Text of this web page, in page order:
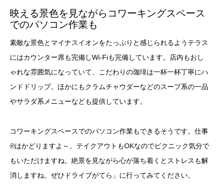
映える景色を見ながらコワーキングスペース
でのパソコン作業も
素敵な景色とマイナスイオンをたっぷりと感じられるようテラス
にはカウンター席も完備しWi-Fiも完備しています。店内もおし
ゃれな雰囲気になっていて、こだわりの珈琲は一杯一杯丁寧にハ
ンドドリップ。ほかにもクラムチャウダーなどのスープ系の一品
やサラダ系メニューなども提供しています。
コワーキングスペースでのパソコン作業もできるそうです。仕事
℗はかどりますよ～。テイクアウトもOKなのでピクニック気分で
もいただけますね。絶景を見ながら心が落ち着くとストレスも解
消しますね。ぜひドライブがてら」に行ってみてください。